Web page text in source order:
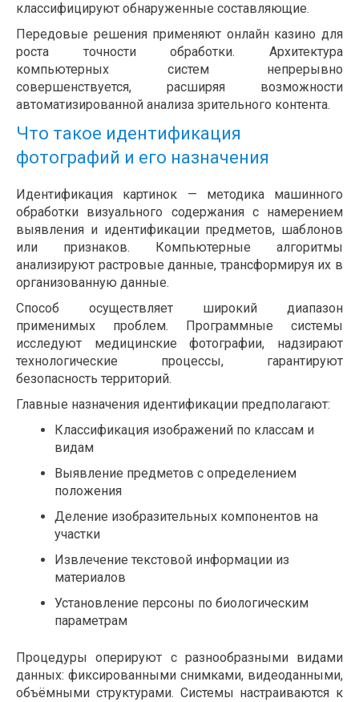
классифицируют обнаруженные составляющие.
Передовые решения применяют онлайн казино для
роста точности обработки. Архитектура
компьютерных систем непрерывно
совершенствуется, расширяя возможности
автоматизированной анализа зрительного контента.
Что такое идентификация
фотографий и его назначения
Идентификация картинок — методика машинного
обработки визуального содержания с намерением
выявления и идентификации предметов, шаблонов
или признаков. Компьютерные алгоритмы
анализируют растровые данные, трансформируя их в
организованную данные.
Способ осуществляет широкий диапазон
применимых проблем. Программные системы
исследуют медицинские фотографии, надзирают
технологические процессы, гарантируют
безопасность территорий.
Главные назначения идентификации предполагают:
Классификация изображений по классам и
видам
Выявление предметов с определением
положения
Деление изобразительных компонентов на
участки
Извлечение текстовой информации из
материалов
Установление персоны по биологическим
параметрам
Процедуры оперируют с разнообразными видами
данных: фиксированными снимками, видеоданными,
объёмными структурами. Системы настраиваются к